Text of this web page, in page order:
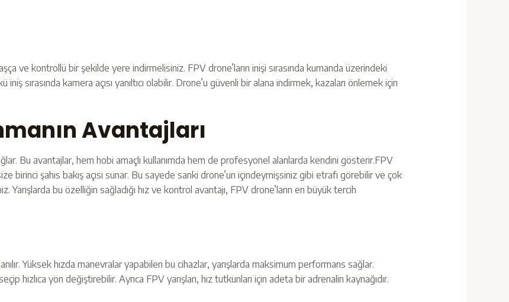
ve kontrollü bir şekilde yere indirmelisiniz. FPV drone’ların inişi sırasında kumanda üzerindeki
sırasında kamera açısı yanıltıcı olabilir. Drone’u güvenli bir alana indirmek, kazaları önlemek için
Avantajları
Bu avantajlar, hem hobi amaçlı kullanımda hem de profesyonel alanlarda kendini gösterir.FPV
birinci şahıs bakış açısı sunar. Bu sayede sanki drone’un içindeymişsiniz gibi etrafı görebilir ve çok
Yarışlarda bu özelliğin sağladığı hız ve kontrol avantajı, FPV drone’ların en büyük tercih
Yüksek hızda manevralar yapabilen bu cihazlar, yarışlarda maksimum performans sağlar.
hızlıca yön değiştirebilir. Ayrıca FPV yarışları, hız tutkunları için adeta bir adrenalin kaynağıdır.